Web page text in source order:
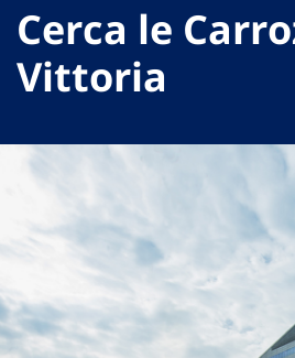
Cerca le
Vittoria